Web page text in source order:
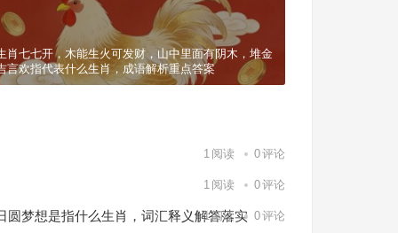
肖七七开，木能生火可发财，山中里面有阴木，堆金
言欢指代表什么生肖，成语解析重点答案
1 阅读 0评论
1 阅读 0评论
梦想是指什么生肖，词汇释义解答落实
1阅读 0评论